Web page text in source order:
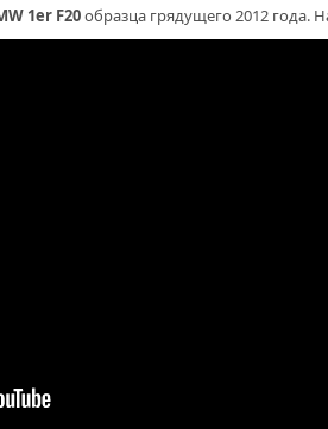
1er F20образца грядущего 2012 года.